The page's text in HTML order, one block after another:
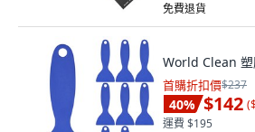
免費退貨
World Clean
首購折扣價$237
40% $142 (
運費 $195